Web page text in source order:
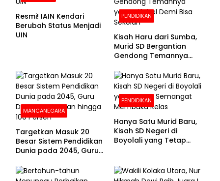
Resmi! IAIN Kendari
Berubah Status Menjadi
UIN
PENDIDIKAN
Kisah Haru dari Sumba,
Murid SD Bergantian
Gendong Temannya
Sekolah
MANCANEGARA
Targetkan Masuk 20
Besar Sistem Pendidikan
Dunia pada 2045, Guru
100 Persen
PENDIDIKAN
Hanya Satu Murid Baru,
Kisah SD Negeri di
Boyolali yang Tetap